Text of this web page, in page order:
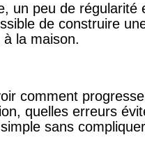
un peu de régularité
de construire
à la maison.
comment
quelles erreurs
sans